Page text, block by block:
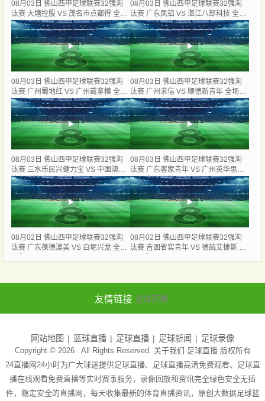
08月03日 佛山西甲足球联赛32强淘
汰赛 大塘控股 VS 茂名市点都得 全场
录像
08月03日 佛山西甲足球联赛32强淘
汰赛 广东凤铝 VS 湛江八部科技 全场
录像
08月03日 佛山西甲足球联赛32强淘
汰赛 广州蜀地红 VS 广州戴拿模 全场
录像
08月03日 佛山西甲足球联赛32强淘
汰赛 广州求信 VS 顺德新青年 全场录
像
08月03日 佛山西甲足球联赛32强淘
汰赛 三水乐民兴健力宝 VS 中国澳门
澳科精英 全场录像
08月03日 佛山西甲足球联赛32强淘
汰赛 广东客家青年 VS 广州英华思力
U17 全场录像
08月02日 佛山西甲足球联赛32强淘
汰赛 广东葆德澳美 VS 白坭兴龙 全场
08月02日 佛山西甲足球联赛32强淘
汰赛 吉图省实青年 VS 德兢艾捷斯 全
友情链接 足球直播
网站地图 篮球直播 足球直播 足球新闻 足球录像
Copyright © 2026 . All Rights Reserved. 关于我们 足球直播版权所有
24直播网24小时为广大球迷提供足球直播、足球直播高清免费观看、足球直
播在线观看免费直播等实时赛事服务，录像回放和资讯完全绿色安全无插
件，稳定安全的直播网，每天收集最新的体育直播资讯，原创大数据足球篮